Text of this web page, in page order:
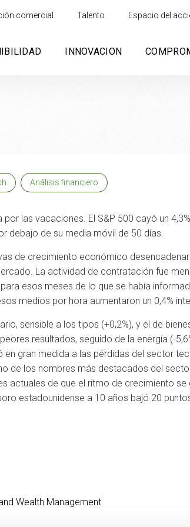
comercial Talento Espacio del
INNOVACION
Análisis financiero
las vacaciones. El S&P 500 cayó un
debajo de su media móvil de 50 días.
de crecimiento económico
La actividad de contratación fue
esos meses de lo que se había
medios por hora aumentaron un 0,4%
sensible a los tipos (+0,2%), y el de
resultados, seguido de la energía (-
gran medida a las pérdidas del sector
de los nombres más destacados del
actuales de que el ritmo de crecimiento
estadounidense a 10 años bajó 20
Wealth Management